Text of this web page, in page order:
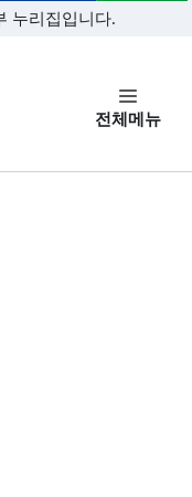
가기
누리집입니다.
전체메뉴